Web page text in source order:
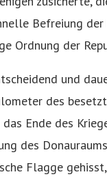
Befreiung
Ordnung der
und
des
Ende des
des
Flagge